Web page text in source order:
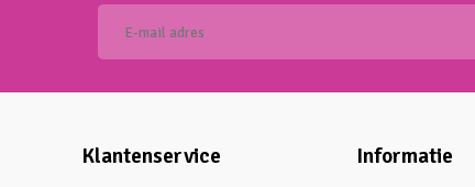
Klantenservice Informatie